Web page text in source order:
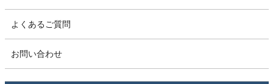
よくあるご質問
お問い合わせ